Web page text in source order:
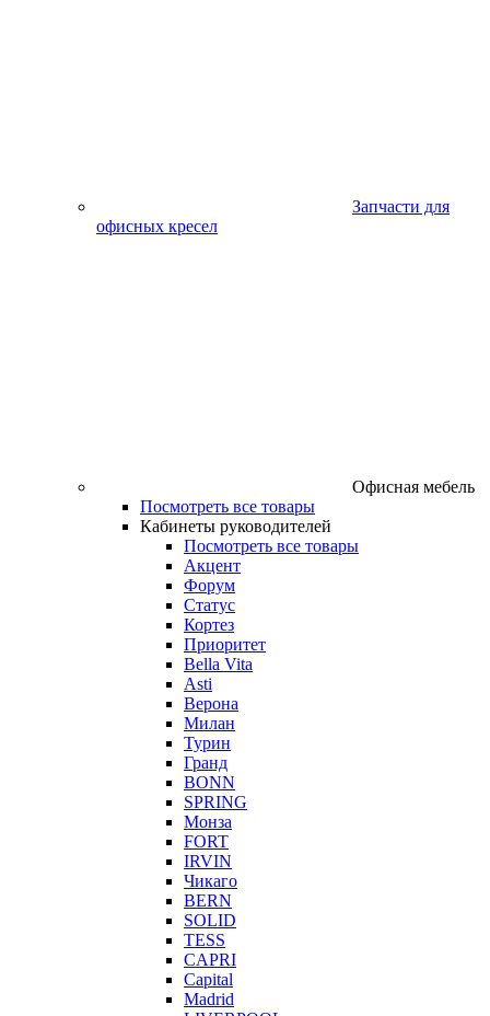
Запчасти для
офисных кресел
Офисная мебель
Посмотреть все товары
Кабинеты руководителей
Посмотреть все товары
Акцент
Форум
Статус
Кортез
Приоритет
Bella Vita
Asti
Верона
Милан
Турин
Гранд
BONN
SPRING
Монза
FORT
IRVIN
Чикаго
BERN
SOLID
TESS
CAPRI
Capital
Madrid